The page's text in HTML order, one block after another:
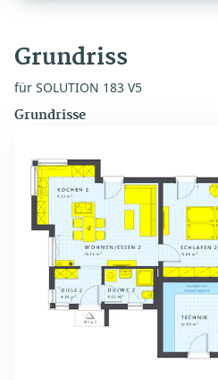
Grundriss
für SOLUTION 183 V5
Grundrisse